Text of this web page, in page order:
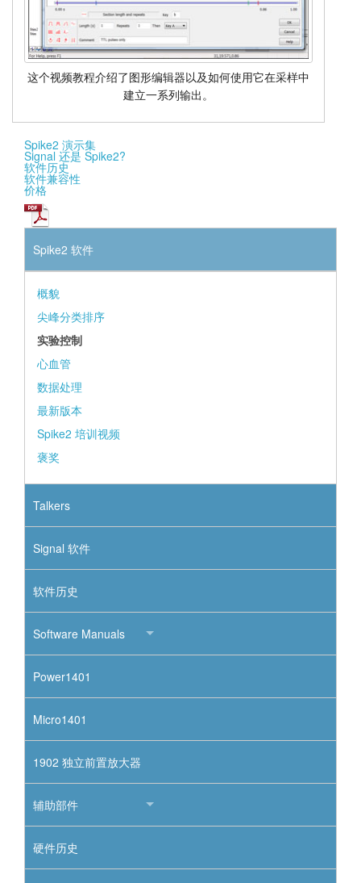
这个视频教程介绍了图形编辑器以及如何使用它在采样中
建立一系列输出。
Spike2 演示集
Signal 还是 Spike2?
软件历史
软件兼容性
价格
Spike2 软件
概貌
尖峰分类排序
实验控制
心血管
数据处理
最新版本
Spike2 培训视频
褒奖
Talkers
Signal 软件
软件历史
Software Manuals
Power1401
Micro1401
1902 独立前置放大器
辅助部件
硬件历史